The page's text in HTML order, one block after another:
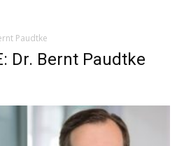
Paudtke
Dr. Bernt Paudtke